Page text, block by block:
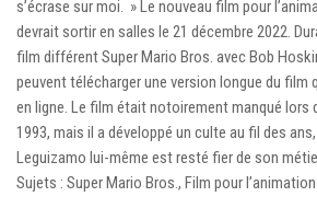
s’écrase sur moi. » Le nouveau film pour
devrait sortir en salles le 21 décembre 2022.
film différent Super Mario Bros. avec Bob
peuvent télécharger une version longue du film
en ligne. Le film était notoirement manqué lors
1993, mais il a développé un culte au fil des
Leguizamo lui-même est resté fier de son
Sujets : Super Mario Bros., Film pour